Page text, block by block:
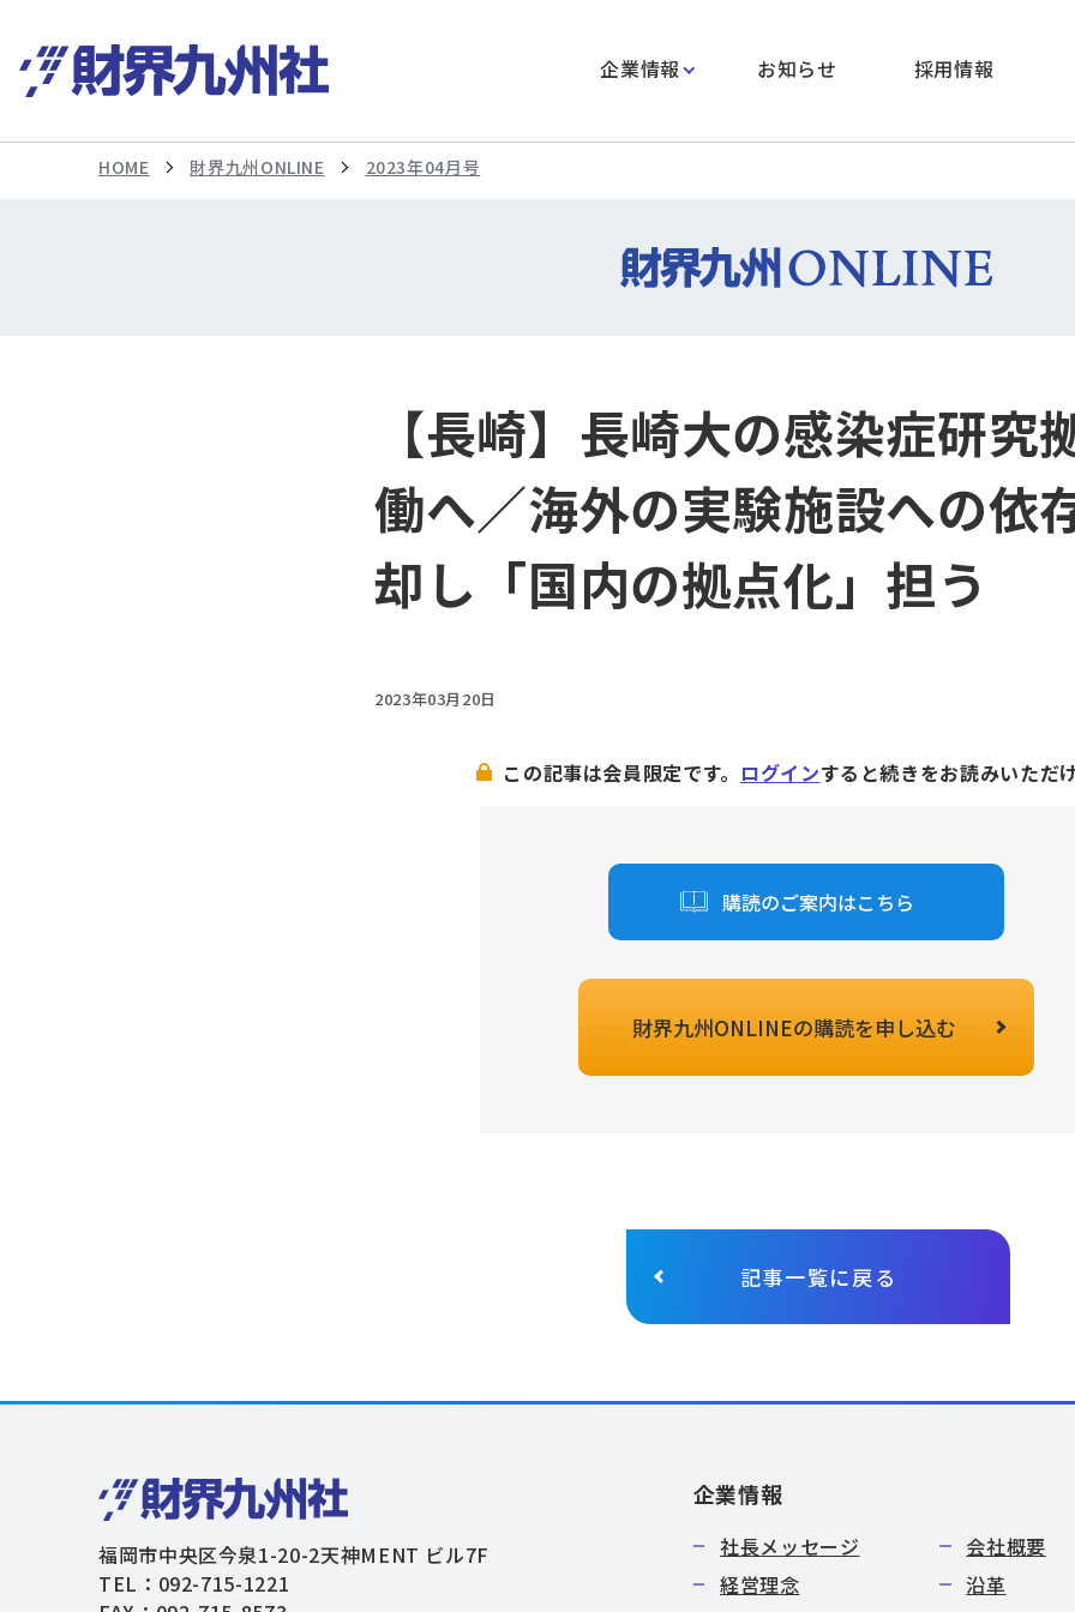
企業情報 お知らせ 採用情報
HOME 財界九州ONLINE 2023年04月号
【長崎】長崎大の感染症研究
働へ／海外の実験施設への依
却し「国内の拠点化」担う
2023年03月20日
この記事は会員限定です。 ログインすると続きをお読みいただけ
購読のご案内はこちら
財界九州ONLINEの購読を申し込む
記事一覧に戻る
福岡市中央区今泉1-20-2天神MENT ビル7F
TEL：092-715-1221
企業情報
社長メッセージ
会社概要
経営理念
沿革